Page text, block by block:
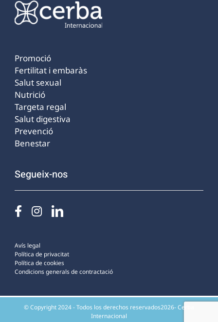
Promoció
Fertilitat i embaràs
Salut sexual
Nutrició
Targeta regal
Salut digestiva
Prevenció
Benestar
Segueix-nos
Avís legal
Política de privacitat
Política de cookies
Condicions generals de contractació
© Copyright 2024 - Todos los derechos reservados2026- Cerba
Internacional